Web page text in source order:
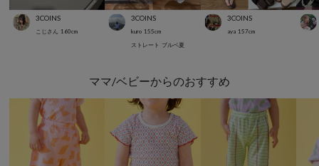
3COINS
こじさん 160cm
3COINS
kuro 155cm
ストレート ブルベ夏
3COINS
aya 157cm
ママ/ベビーからのおすすめ